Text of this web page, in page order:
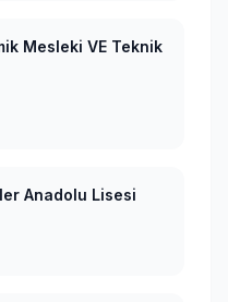
Mesleki VE Teknik
Anadolu Lisesi